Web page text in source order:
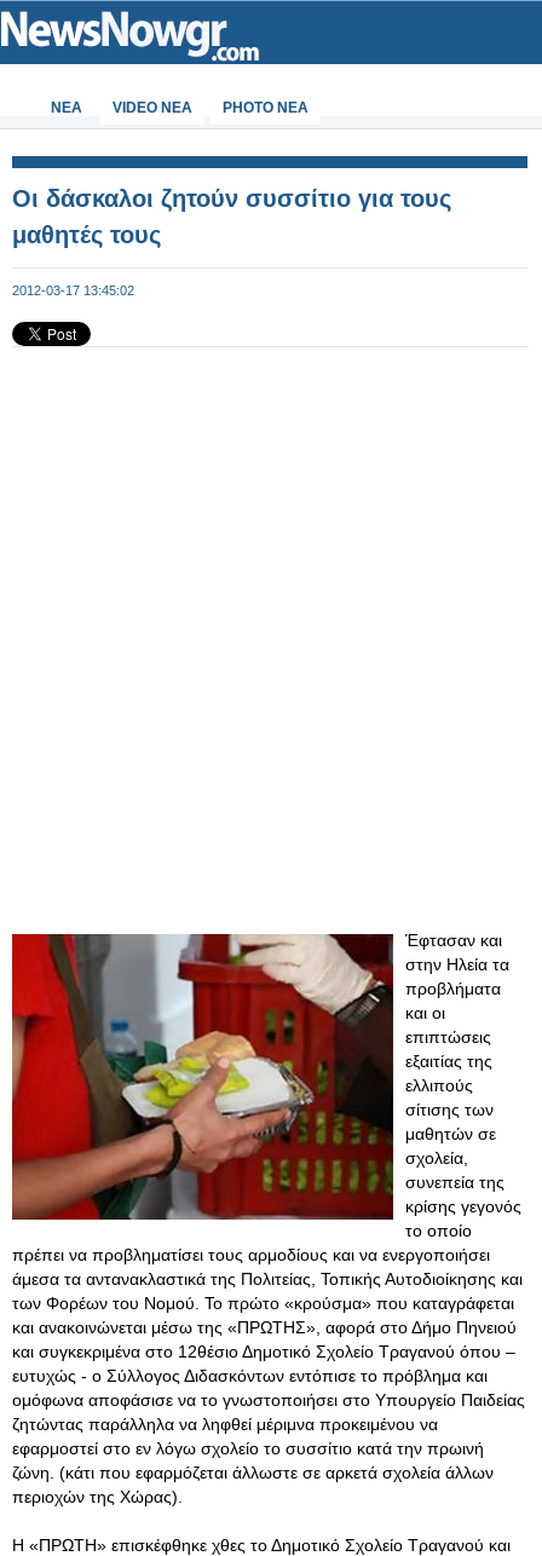
ΝΕΑ VIDEO NEA PHOTO NEA
Οι δάσκαλοι ζητούν συσσίτιο για τους
μαθητές τους
2012-03-17 13:45:02
Έφτασαν και
στην Ηλεία τα
προβλήματα
και οι
επιπτώσεις
εξαιτίας της
ελλιπούς
σίτισης των
μαθητών σε
σχολεία,
συνεπεία της
κρίσης γεγονός
το οποίο
πρέπει να προβληματίσει τους αρμοδίους και να ενεργοποιήσει
άμεσα τα αντανακλαστικά της Πολιτείας, Τοπικής Αυτοδιοίκησης και
των Φορέων του Νομού. Το πρώτο «κρούσμα» που καταγράφεται
και ανακοινώνεται μέσω της «ΠΡΩΤΗΣ», αφορά στο Δήμο Πηνειού
και συγκεκριμένα στο 12θέσιο Δημοτικό Σχολείο Τραγανού όπου –
ευτυχώς - ο Σύλλογος Διδασκόντων εντόπισε το πρόβλημα και
ομόφωνα αποφάσισε να το γνωστοποιήσει στο Υπουργείο Παιδείας
ζητώντας παράλληλα να ληφθεί μέριμνα προκειμένου να
εφαρμοστεί στο εν λόγω σχολείο το συσσίτιο κατά την πρωινή
ζώνη. (κάτι που εφαρμόζεται άλλωστε σε αρκετά σχολεία άλλων
περιοχών της Χώρας).
Η «ΠΡΩΤΗ» επισκέφθηκε χθες το Δημοτικό Σχολείο Τραγανού και